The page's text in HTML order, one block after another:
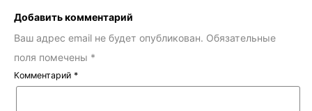
Добавить комментарий
Ваш адрес email не будет опубликован. Обязательные
поля помечены *
Комментарий *